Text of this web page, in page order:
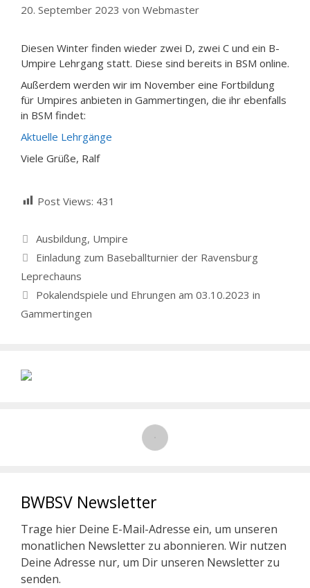
20. September 2023 von Webmaster
Diesen Winter finden wieder zwei D, zwei C und ein B-
Umpire Lehrgang statt. Diese sind bereits in BSM online.
Außerdem werden wir im November eine Fortbildung
für Umpires anbieten in Gammertingen, die ihr ebenfalls
in BSM findet:
Aktuelle Lehrgänge
Viele Grüße, Ralf
Post Views: 431
Kategorien
Ausbildung, Umpire
Einladung zum Baseballturnier der Ravensburg
Leprechauns
Pokalendspiele und Ehrungen am 03.10.2023 in
Gammertingen
BWBSV Newsletter
Trage hier Deine E-Mail-Adresse ein, um unseren
monatlichen Newsletter zu abonnieren. Wir nutzen
Deine Adresse nur, um Dir unseren Newsletter zu
senden.